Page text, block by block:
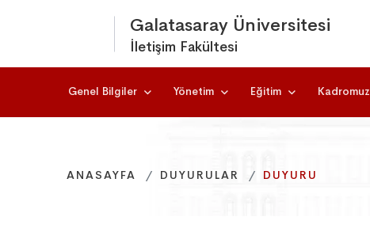
Galatasaray Üniversitesi
İletişim Fakültesi
Genel Bilgiler Yönetim Eğitim Kadromuz
ANASAYFA DUYURULAR DUYURU
ANASAYFA DUYURULAR DUYURU
ANASAYFA DUYURULAR DUYURU